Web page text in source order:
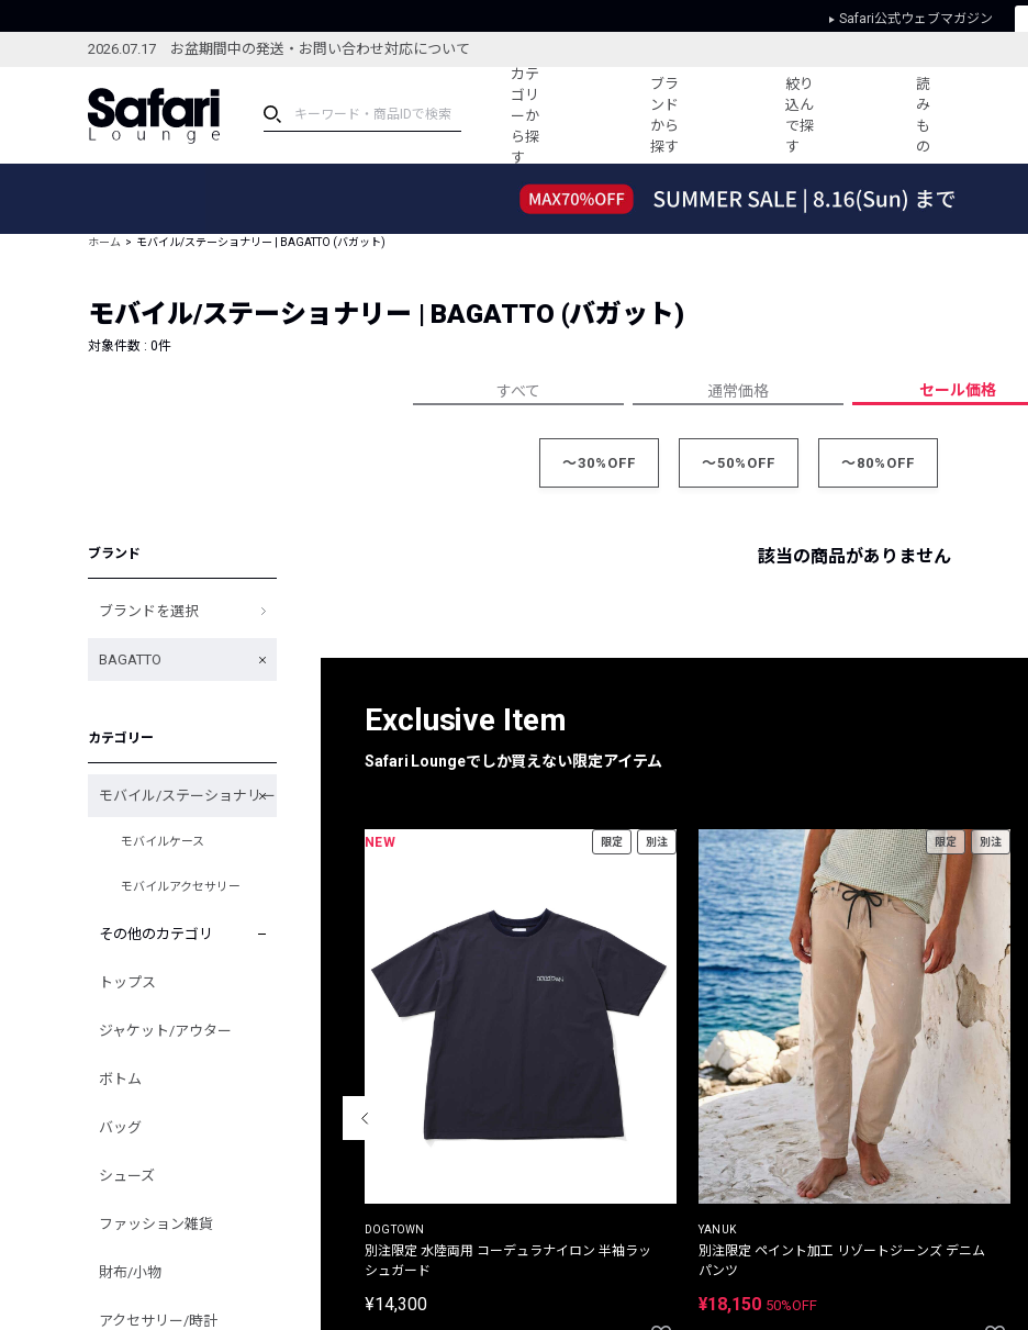
Safari公式ウェブマガジン
2026.07.17 お盆期間中の発送・お問い合わせ対応について
カテ
ゴリ
ーか
ら探
す
ブラ
ンド
から
探す
絞り
込ん
で探
す
読
み
も
の
ブランドから探す
新着アイテム
編集部のおすすめアイテム
特集記事
コーディネート
すべての記事
ーデ紹介
HOTなコーデ TOP20
人気記事ランキング
ウィークリーコーデ
プライバシーポリシー
ホーム モバイル/ステーショナリー | BAGATTO (バガット)
モバイル/ステーショナリー | BAGATTO (バガット)
対象件数 : 0件
すべて 通常価格 セール価格
～30%OFF ～50%OFF ～80%OFF
ブランド
ブランドを選択
BAGATTO
カテゴリー
モバイル/ステーショナリー
モバイルケース
モバイルアクセサリー
その他のカテゴリ
トップス
ジャケット/アウター
ボトム
バッグ
シューズ
ファッション雑貨
財布/小物
アクセサリー/時計
該当の商品がありません
Exclusive Item
Safari Loungeでしか買えない限定アイテム
THE DUFFER OF ST.GEORGE
プリントTシャツ
NEW 限定 別注
DOGTOWN
別注限定 水陸両用 コーデュラナイロン 半袖ラッ
シュガード
¥14,300
限定 別注
YANUK
別注限定 ペイント加工 リゾートジーンズ デニム
パンツ
¥18,150 50%OFF